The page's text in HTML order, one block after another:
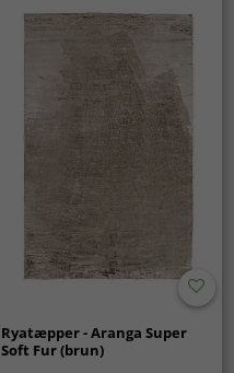
Ryatæpper - Aranga Super
Soft Fur (brun)